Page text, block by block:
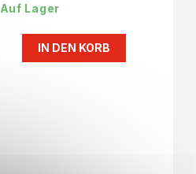
Auf Lager
IN DEN KORB